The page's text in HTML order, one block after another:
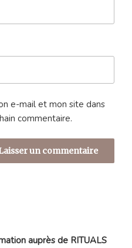
e-mail et mon site dans
commentaire.
auprès de RITUALS